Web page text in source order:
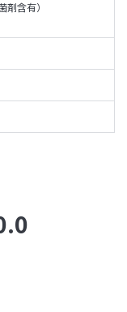
含有）